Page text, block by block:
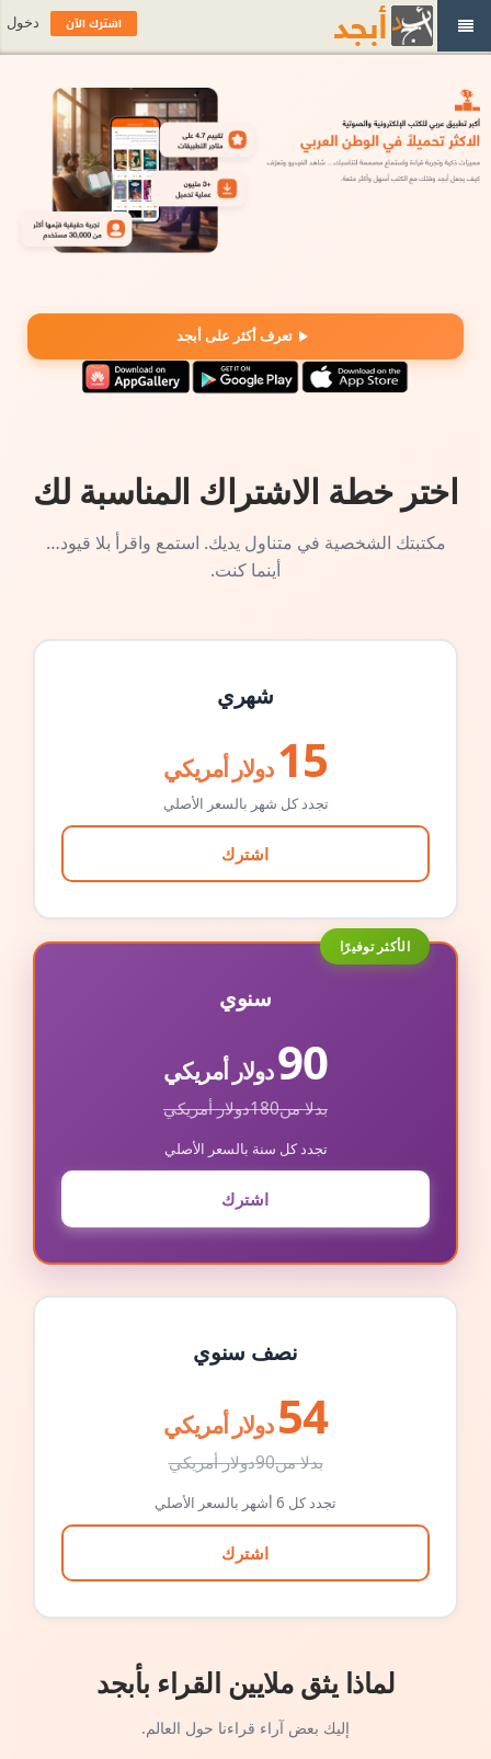
تعرف أكثر على أبجد
اختر خطة الاشتراك المناسبة لك
مكتبتك الشخصية في متناول يديك. استمع واقرأ بلا قيود…
أينما كنت.
شهري
15 دولار أمريكي
تجدد كل شهر بالسعر الأصلي
اشترك
الأكثر توفيرًا
سنوي
90دولار أمريكي
بدلا من180دولار أمريكي
تجدد كل سنة بالسعر الأصلي
اشترك
نصف سنوي
54 دولار أمريكي
بدلا من90دولار أمريكي
تجدد كل 6 أشهر بالسعر الأصلي
اشترك
لماذا يثق ملايين القراء بأبجد
إليك بعض آراء قراءنا حول العالم.
اشترك الآن دخول